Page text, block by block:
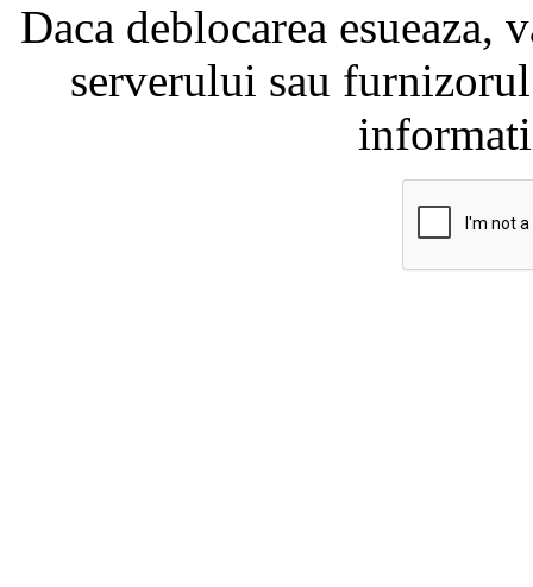
Daca deblocarea
serverului sau